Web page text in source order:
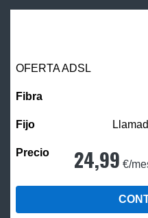
OFERTA ADSL
24,99 €/